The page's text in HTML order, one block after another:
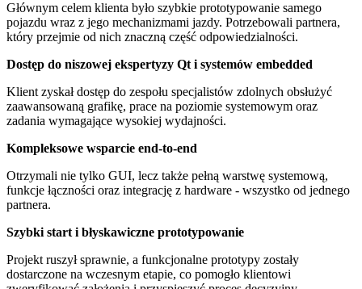
Głównym celem klienta było szybkie prototypowanie samego
pojazdu wraz z jego mechanizmami jazdy. Potrzebowali partnera,
który przejmie od nich znaczną część odpowiedzialności.
Dostęp do niszowej ekspertyzy Qt i systemów embedded
Klient zyskał dostęp do zespołu specjalistów zdolnych obsłużyć
zaawansowaną grafikę, prace na poziomie systemowym oraz
zadania wymagające wysokiej wydajności.
Kompleksowe wsparcie end-to-end
Otrzymali nie tylko GUI, lecz także pełną warstwę systemową,
funkcje łączności oraz integrację z hardware - wszystko od jednego
partnera.
Szybki start i błyskawiczne prototypowanie
Projekt ruszył sprawnie, a funkcjonalne prototypy zostały
dostarczone na wczesnym etapie, co pomogło klientowi